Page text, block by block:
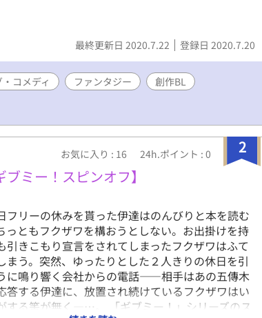
最終更新日 2020.7.22 登録日 2020.7.20
コメディ ファンタジー
創作BL
2
お気に入り : 16 24h.ポイント : 0
ミー！スピンオフ】
フリーの休みを貰った伊達はのんびりと本を読む
っともフクザワを構おうとしない。お出掛けを持
引きこもり宣言をされてしまったフクザワはふて
まう。突然、ゆったりとした２人きりの休日を引
に鳴り響く会社からの電話――相手はあの五傳木
答する伊達に、放置され続けているフクザワはい
する筈が無く―…。 「ギブミー！」シリーズのス